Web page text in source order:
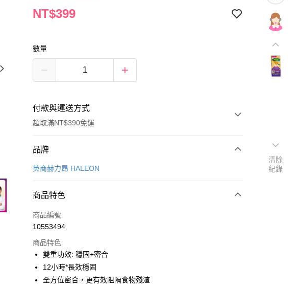
NT$399
數量
付款與運送方式
超取滿NT$390免運
付款方式
POYA支付
LINE Pay
Apple Pay
街口支付
悠遊付
品牌
英商赫力昂 HALEON
商品特色
商品編號
10553494
商品特色
雙重功效: 穩固+密合
12小時*長效穩固
全方位密合，更有效阻隔食物殘渣
清除
紀錄